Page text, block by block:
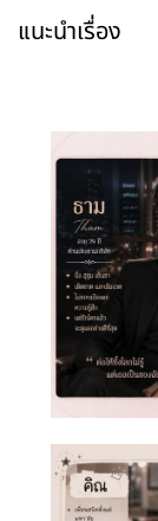
แนะนำเรื่อง